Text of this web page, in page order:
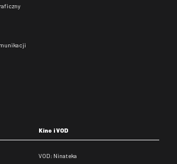
Kino i VOD
VOD: Ninateka